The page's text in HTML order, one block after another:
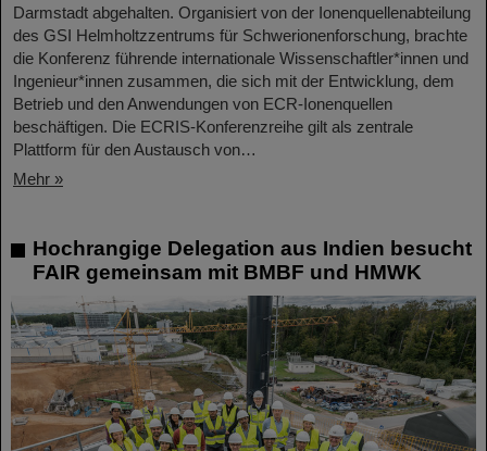
Darmstadt abgehalten. Organisiert von der Ionenquellenabteilung
des GSI Helmholtzzentrums für Schwerionenforschung, brachte
die Konferenz führende internationale Wissenschaftler*innen und
Ingenieur*innen zusammen, die sich mit der Entwicklung, dem
Betrieb und den Anwendungen von ECR-Ionenquellen
beschäftigen. Die ECRIS-Konferenzreihe gilt als zentrale
Plattform für den Austausch von…
Mehr »
Hochrangige Delegation aus Indien besucht
FAIR gemeinsam mit BMBF und HMWK